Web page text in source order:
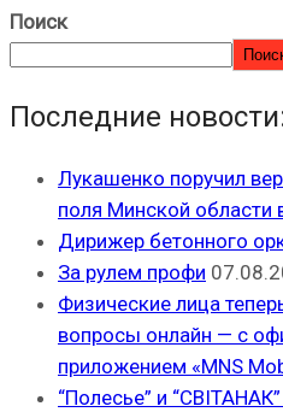
Поиск
Последние
Лукашенко поручил
поля Минской области
Дирижер бетонного
За рулем профи
Физические лица
вопросы онлайн — с
приложением «MNS
“Полесье” и